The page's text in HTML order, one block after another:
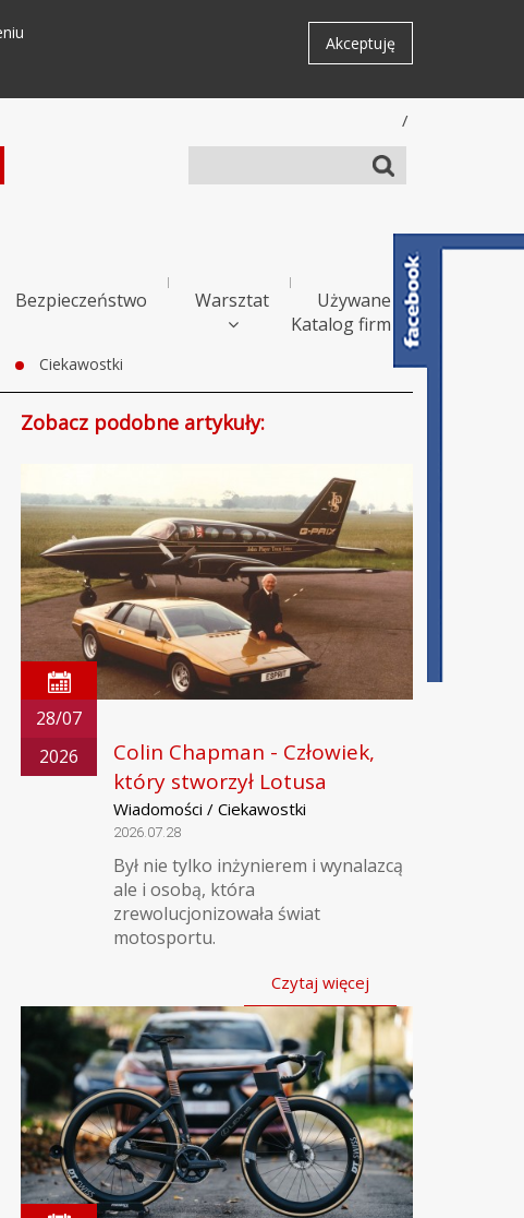
Akceptuję
/
Bezpieczeństwo Warsztat
Używane
Katalog firm
Ciekawostki
Zobacz podobne artykuły:
28/07
2026
Colin Chapman - Człowiek,
który stworzył Lotusa
Wiadomości / Ciekawostki
2026.07.28
Był nie tylko inżynierem i wynalazcą
ale i osobą, która
zrewolucjonizowała świat
motosportu.
Czytaj więcej